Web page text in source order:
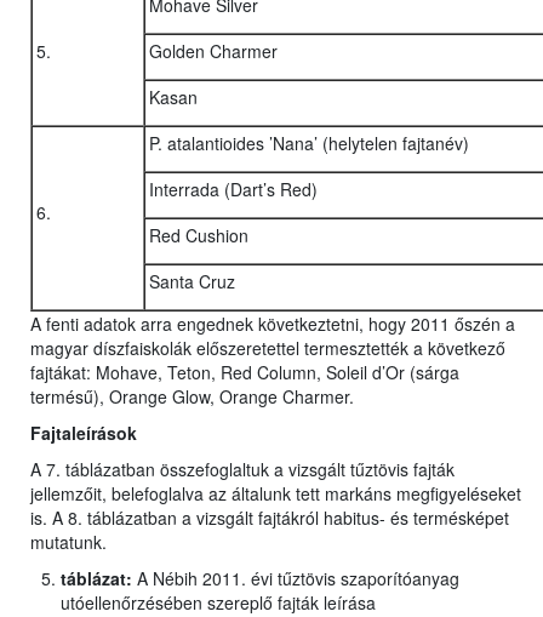
5.
Mohave Silver
Golden Charmer
Kasan
6.
P. atalantioides ’Nana’ (helytelen fajtanév)
Interrada (Dart’s Red)
Red Cushion
Santa Cruz
A fenti adatok arra engednek következtetni, hogy 2011 őszén a
magyar díszfaiskolák előszeretettel termesztették a következő
fajtákat: Mohave, Teton, Red Column, Soleil d’Or (sárga
termésű), Orange Glow, Orange Charmer.
Fajtaleírások
A 7. táblázatban összefoglaltuk a vizsgált tűztövis fajták
jellemzőit, belefoglalva az általunk tett markáns megfigyeléseket
is. A 8. táblázatban a vizsgált fajtákról habitus- és termésképet
mutatunk.
táblázat: A Nébih 2011. évi tűztövis szaporítóanyag
utóellenőrzésében szereplő fajták leírása